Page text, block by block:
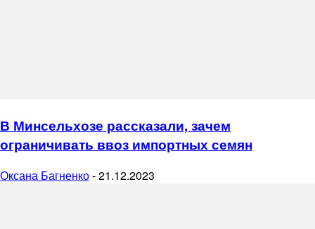
В Минсельхозе рассказали, зачем
ограничивать ввоз импортных семян
Оксана Багненко-21.12.2023